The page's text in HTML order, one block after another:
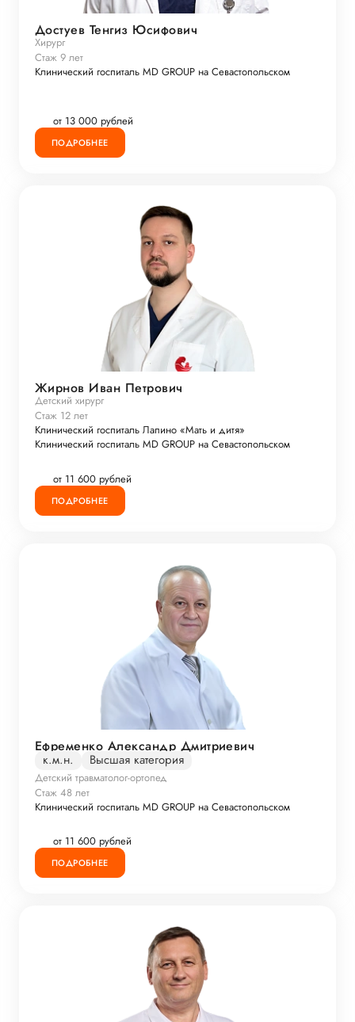
Достуев Тенгиз Юсифович
Хирург
Стаж 9 лет
Клинический госпиталь MD GROUP на Севастопольском
от 13 000 рублей
ПОДРОБНЕЕ
Жирнов Иван Петрович
Детский хирург
Стаж 12 лет
Клинический госпиталь Лапино «Мать и дитя»
Клинический госпиталь MD GROUP на Севастопольском
от 11 600 рублей
ПОДРОБНЕЕ
Ефременко Александр Дмитриевич
к.м.н. Высшая категория
Детский травматолог-ортопед
Стаж 48 лет
Клинический госпиталь MD GROUP на Севастопольском
от 11 600 рублей
ПОДРОБНЕЕ